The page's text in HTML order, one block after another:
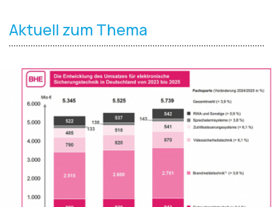
Aktuell zum Thema